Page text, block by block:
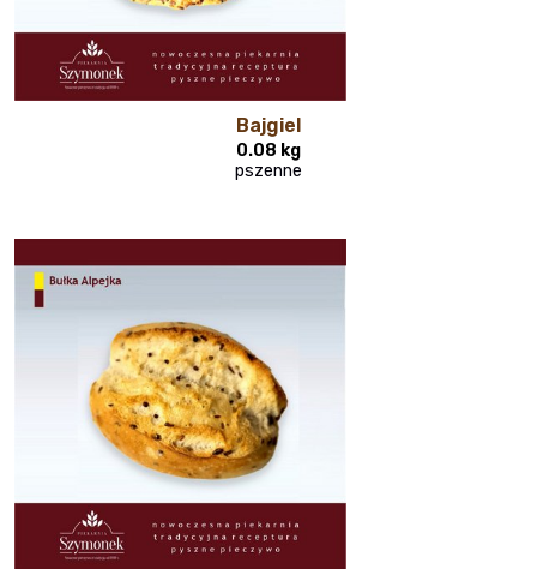
Bajgiel
0.08 kg
pszenne